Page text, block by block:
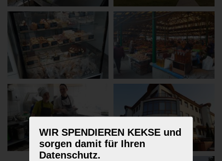
WIR SPENDIEREN KEKSE und
sorgen damit für Ihren
Datenschutz.